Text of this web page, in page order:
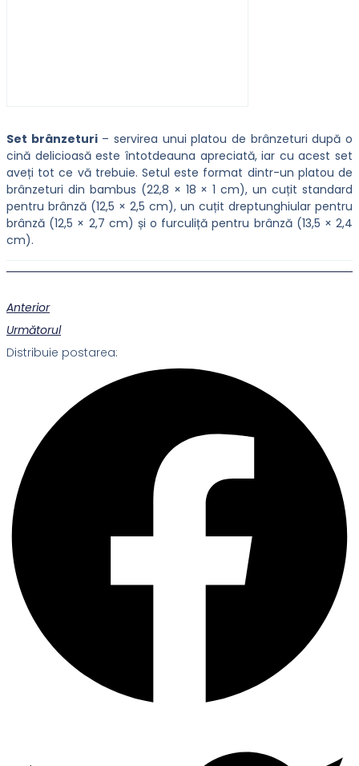
Set brânzeturi– servirea unui platou de brânzeturi după o
cină delicioasă este întotdeauna apreciată, iar cu acest set
aveți tot ce vă trebuie. Setul este format dintr-un platou de
brânzeturi din bambus (22,8 × 18 × 1 cm), un cuțit standard
pentru brânză (12,5 × 2,5 cm), un cuțit dreptunghiular pentru
brânză (12,5 × 2,7 cm) și o furculiță pentru brânză (13,5 × 2,4
cm).
Anterior
Următorul
Distribuie postarea: